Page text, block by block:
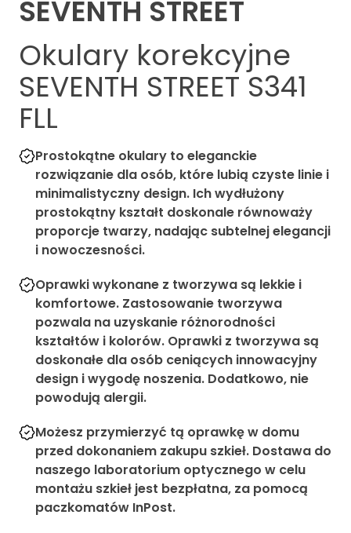
SEVENTH STREET
Okulary korekcyjne
SEVENTH STREET S341
FLL
Prostokątne okulary to eleganckie
rozwiązanie dla osób, które lubią czyste linie i
minimalistyczny design. Ich wydłużony
prostokątny kształt doskonale równoważy
proporcje twarzy, nadając subtelnej elegancji
i nowoczesności.
Oprawki wykonane z tworzywa są lekkie i
komfortowe. Zastosowanie tworzywa
pozwala na uzyskanie różnorodności
kształtów i kolorów. Oprawki z tworzywa są
doskonałe dla osób ceniących innowacyjny
design i wygodę noszenia. Dodatkowo, nie
powodują alergii.
Możesz przymierzyć tą oprawkę w domu
przed dokonaniem zakupu szkieł. Dostawa do
naszego laboratorium optycznego w celu
montażu szkieł jest bezpłatna, za pomocą
paczkomatów InPost.